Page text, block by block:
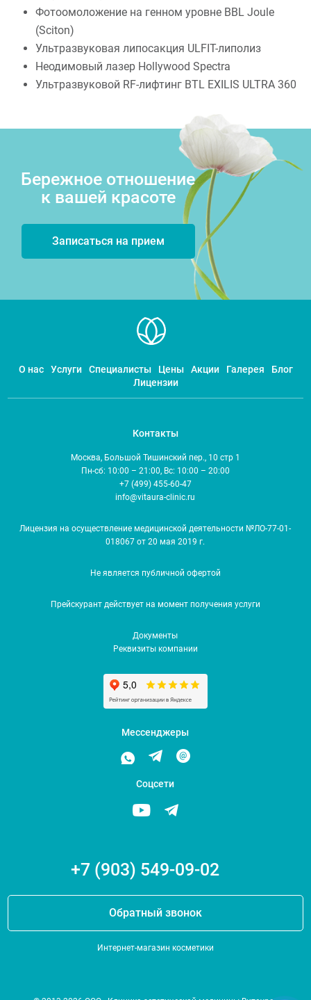
Фотоомоложение на генном уровне BBL Joule
(Sciton)
Ультразвуковая липосакция ULFIT-липолиз
Неодимовый лазер Hollywood Spectra
Ультразвуковой RF-лифтинг BTL EXILIS ULTRA 360
Бережное отношение
к вашей красоте
Записаться на прием
О нас Услуги Специалисты Цены Акции Галерея
Блог
Лицензии
Контакты
Москва, Большой Тишинский пер., 10 стр 1
Пн-сб: 10:00 – 21:00, Вс: 10:00 – 20:00
+7 (499) 455-60-47
info@vitaura-clinic.ru
Лицензия на осуществление медицинской деятельности №ЛО-77-01-
018067 от 20 мая 2019 г.
Не является публичной офертой
Прейскурант действует на момент получения услуги
Документы
Реквизиты компании
Мессенджеры
Соцсети
+7 (903) 549-09-02
Обратный звонок
Интернет-магазин косметики